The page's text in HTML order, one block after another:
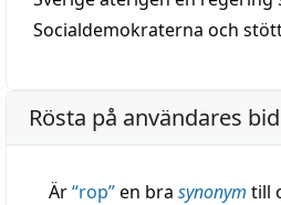
Socialdemokraterna och
Rösta på användares
Är“rop”en bra synonym till